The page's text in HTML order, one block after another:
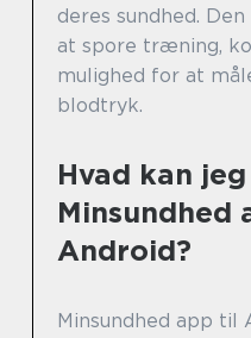
deres sundhed.
at spore træning,
mulighed for at
blodtryk.
Hvad kan
Minsundhed
Android?
Minsundhed app til